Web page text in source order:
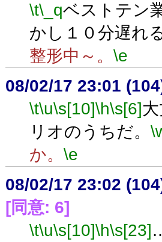
\t\_qベストテン
かし１０分遅れ
整形中～。 \e
08/02/17 23:01
\t\u\s[10]\h\s[6]
リオのうちだ。
か。 \e
08/02/17 23:02
[同意: 6]
\t\u\s[10]\h\s[23]